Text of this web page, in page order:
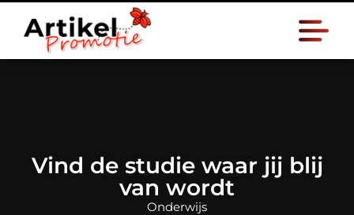
Vind de studie waar jij blij
van wordt
Onderwijs